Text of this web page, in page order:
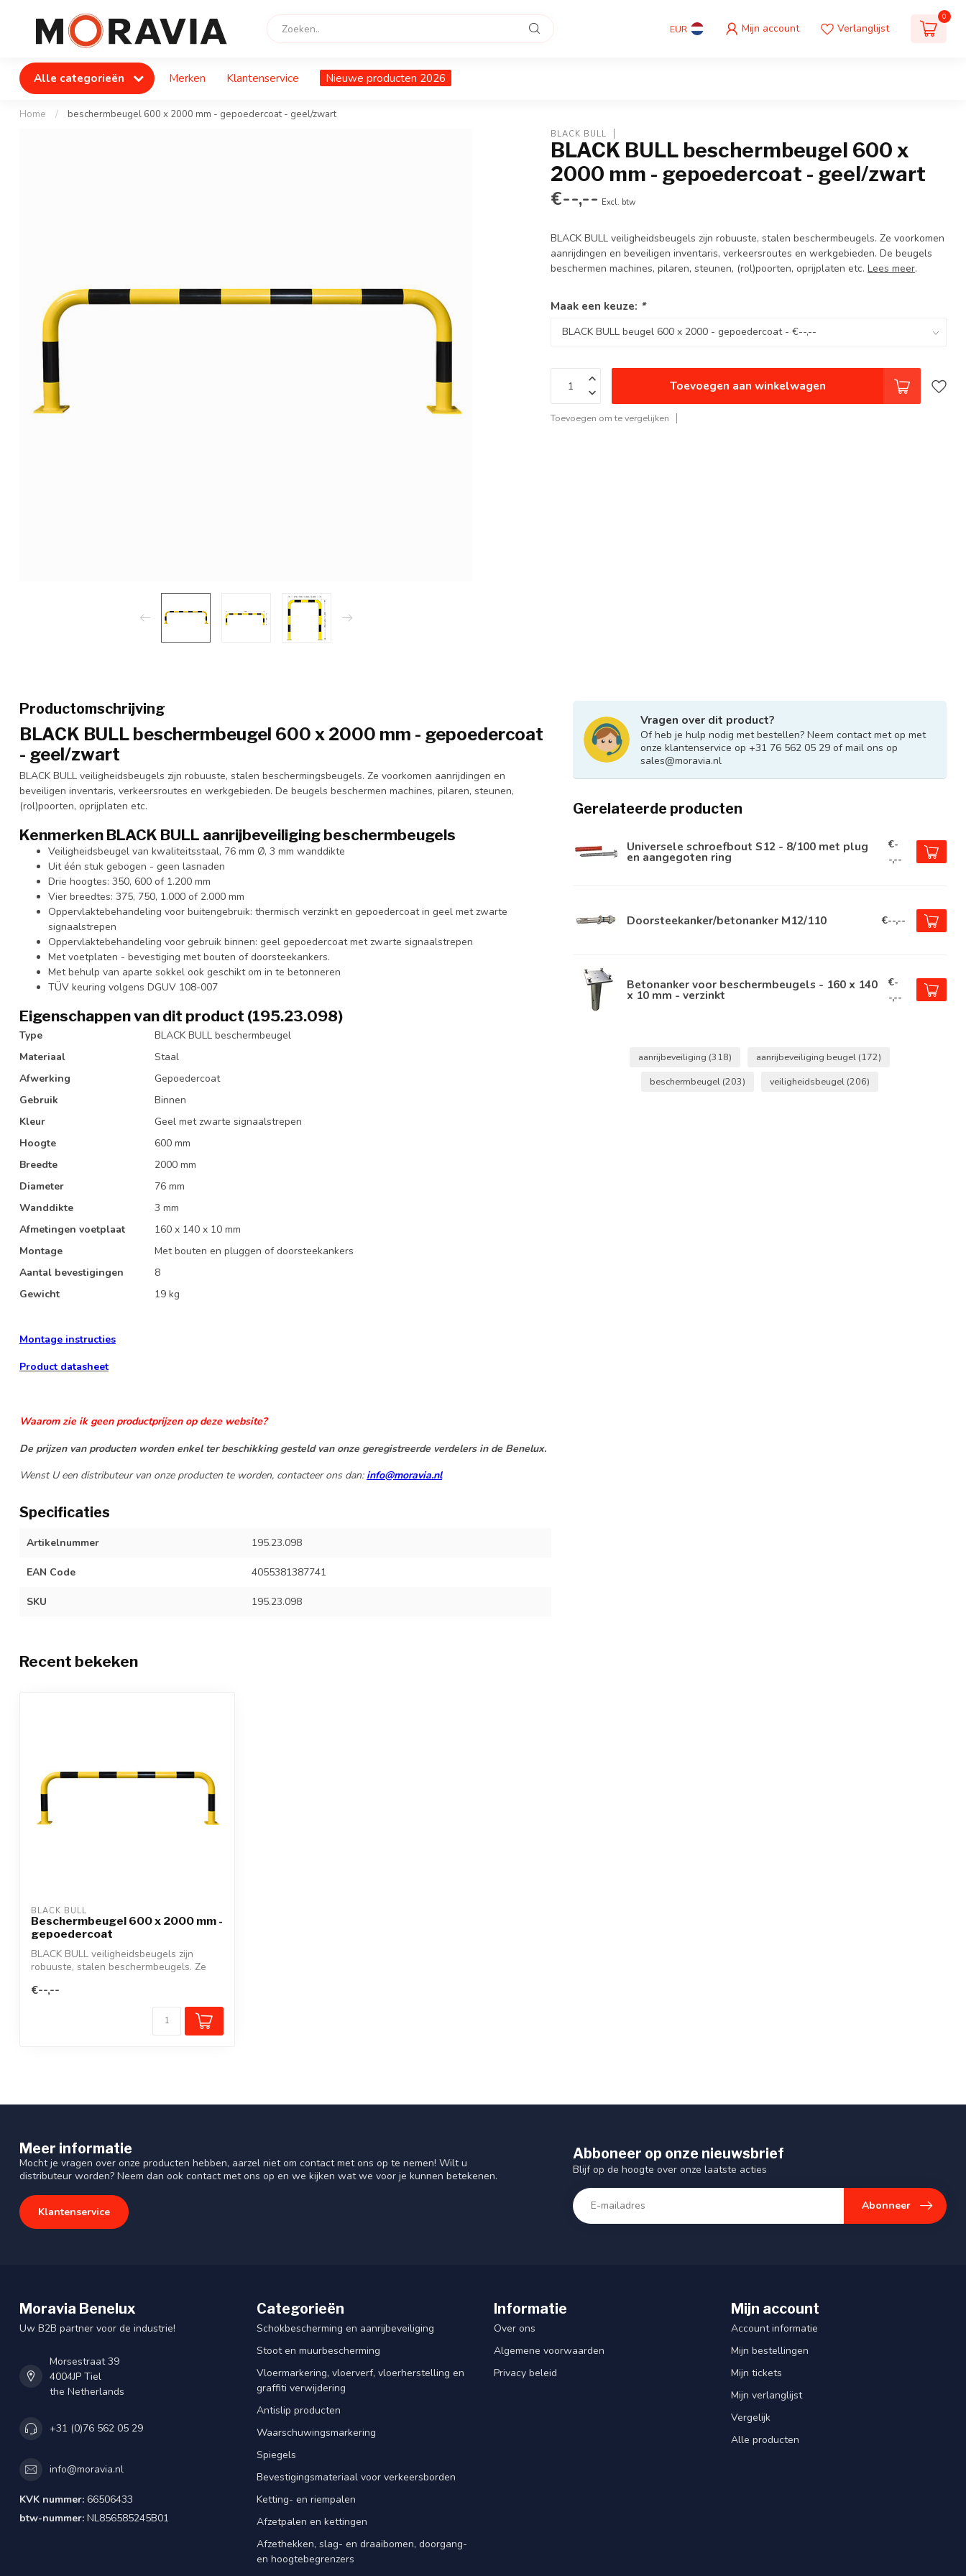
EUR Mijn account Verlanglijst
0
Alle categorieën Merken Klantenservice Nieuwe producten 2026
Home / beschermbeugel 600 x 2000 mm - gepoedercoat - geel/zwart
BLACK BULL
BLACK BULL beschermbeugel 600 x
2000 mm - gepoedercoat - geel/zwart
€--,-- Excl. btw
BLACK BULL veiligheidsbeugels zijn robuuste, stalen beschermbeugels. Ze voorkomen
aanrijdingen en beveiligen inventaris, verkeersroutes en werkgebieden. De beugels
beschermen machines, pilaren, steunen, (rol)poorten, oprijplaten etc.Lees meer.
Maak een keuze: *
Toevoegen aan winkelwagen
Toevoegen om te vergelijken
Productomschrijving
BLACK BULL beschermbeugel 600 x 2000 mm - gepoedercoat
- geel/zwart
BLACK BULL veiligheidsbeugels zijn robuuste, stalen beschermingsbeugels. Ze voorkomen aanrijdingen en
beveiligen inventaris, verkeersroutes en werkgebieden. De beugels beschermen machines, pilaren, steunen,
(rol)poorten, oprijplaten etc.
Kenmerken BLACK BULL aanrijbeveiliging beschermbeugels
Veiligheidsbeugel van kwaliteitsstaal, 76 mm Ø, 3 mm wanddikte
Uit één stuk gebogen - geen lasnaden
Drie hoogtes: 350, 600 of 1.200 mm
Vier breedtes: 375, 750, 1.000 of 2.000 mm
Oppervlaktebehandeling voor buitengebruik: thermisch verzinkt en gepoedercoat in geel met zwarte
signaalstrepen
Oppervlaktebehandeling voor gebruik binnen: geel gepoedercoat met zwarte signaalstrepen
Met voetplaten - bevestiging met bouten of doorsteekankers.
Met behulp van aparte sokkel ook geschikt om in te betonneren
TÜV keuring volgens DGUV 108-007
Eigenschappen van dit product (195.23.098)
Type
BLACK BULL beschermbeugel
Materiaal
Staal
Afwerking
Gepoedercoat
Gebruik
Binnen
Kleur
Geel met zwarte signaalstrepen
Hoogte
600 mm
Breedte
2000 mm
Diameter
76 mm
Wanddikte
3 mm
Afmetingen voetplaat
160 x 140 x 10 mm
Montage
Met bouten en pluggen of doorsteekankers
Aantal bevestigingen
8
Gewicht
19 kg
Montage instructies
Product datasheet
Waarom zie ik geen productprijzen op deze website?
De prijzen van producten worden enkel ter beschikking gesteld van onze geregistreerde verdelers in de Benelux.
Wenst U een distributeur van onze producten te worden, contacteer ons dan: info@moravia.nl
Specificaties
Artikelnummer 195.23.098
EAN Code 4055381387741
SKU 195.23.098
Vragen over dit product?
Of heb je hulp nodig met bestellen? Neem contact met op met
onze klantenservice op +31 76 562 05 29 of mail ons op
sales@moravia.nl
Gerelateerde producten
Universele schroefbout S12 - 8/100 met plug
en aangegoten ring
€-
-,--
Doorsteekanker/betonanker M12/110 €--,--
Betonanker voor beschermbeugels - 160 x 140
x 10 mm - verzinkt
€-
-,--
aanrijbeveiliging (318) aanrijbeveiliging beugel (172)
beschermbeugel (203) veiligheidsbeugel (206)
Recent bekeken
BLACK BULL
Beschermbeugel 600 x 2000 mm -
gepoedercoat
BLACK BULL veiligheidsbeugels zijn
robuuste, stalen beschermbeugels. Ze
€--,--
Meer informatie
Mocht je vragen over onze producten hebben, aarzel niet om contact met ons op te nemen! Wilt u
distributeur worden? Neem dan ook contact met ons op en we kijken wat we voor je kunnen betekenen.
Klantenservice
Abboneer op onze nieuwsbrief
Blijf op de hoogte over onze laatste acties
Abonneer
Moravia Benelux
Uw B2B partner voor de industrie!
Morsestraat 39
4004JP Tiel
the Netherlands
+31 (0)76 562 05 29
info@moravia.nl
KVK nummer: 66506433
btw-nummer: NL856585245B01
Categorieën
Schokbescherming en aanrijbeveiliging
Stoot en muurbescherming
Vloermarkering, vloerverf, vloerherstelling en
graffiti verwijdering
Antislip producten
Waarschuwingsmarkering
Spiegels
Bevestigingsmateriaal voor verkeersborden
Ketting- en riempalen
Afzetpalen en kettingen
Afzethekken, slag- en draaibomen, doorgang-
en hoogtebegrenzers
Informatie
Over ons
Algemene voorwaarden
Privacy beleid
Mijn account
Account informatie
Mijn bestellingen
Mijn tickets
Mijn verlanglijst
Vergelijk
Alle producten